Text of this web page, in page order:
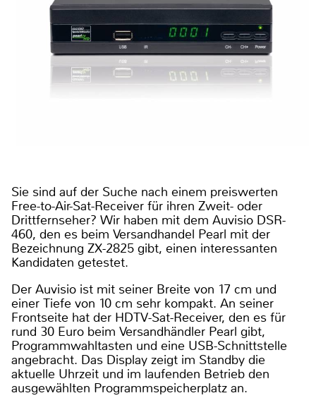
Sie sind auf der Suche nach einem preiswerten
Free-to-Air-Sat-Receiver für ihren Zweit- oder
Drittfernseher? Wir haben mit dem Auvisio DSR-
460, den es beim Versandhandel Pearl mit der
Bezeichnung ZX-2825 gibt, einen interessanten
Kandidaten getestet.
Der Auvisio ist mit seiner Breite von 17 cm und
einer Tiefe von 10 cm sehr kompakt. An seiner
Frontseite hat der HDTV-Sat-Receiver, den es für
rund 30 Euro beim Versandhändler Pearl gibt,
Programmwahltasten und eine USB-Schnittstelle
angebracht. Das Display zeigt im Standby die
aktuelle Uhrzeit und im laufenden Betrieb den
ausgewählten Programmspeicherplatz an.